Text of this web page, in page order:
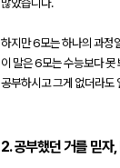
하지만 6모는 하나의 과정
이 말은 6모는 수능보다 못
공부하시고 그게 없더라도
2.공부했던 거를 믿자